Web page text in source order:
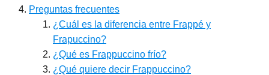
Preguntas frecuentes
¿Cuál es la diferencia entre Frappé y
Frapuccino?
¿Qué es Frappuccino frío?
¿Qué quiere decir Frappuccino?